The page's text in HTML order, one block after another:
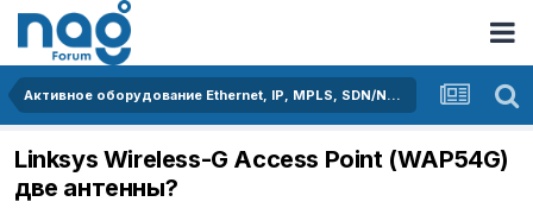
Активное оборудование Ethernet, IP, MPLS, SDN/NFV...
Linksys Wireless-G Access Point (WAP54G)
две антенны?